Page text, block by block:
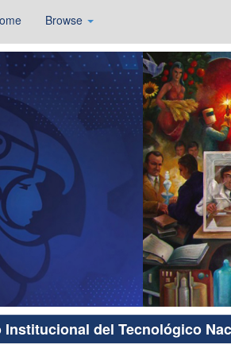
Browse
del Tecnológico